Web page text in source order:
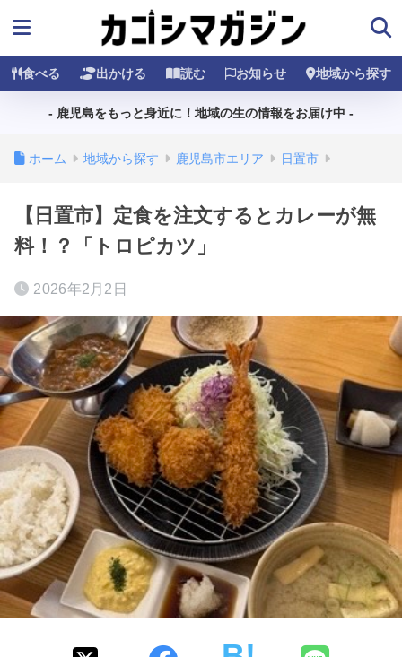
食べる 出かける 読む お知らせ 地域から探す
- 鹿児島をもっと身近に！地域の生の情報をお届け中 -
ホーム 地域から探す 鹿児島市エリア 日置市
【日置市】定食を注文するとカレーが無
料！？「トロピカツ」
2026年2月2日